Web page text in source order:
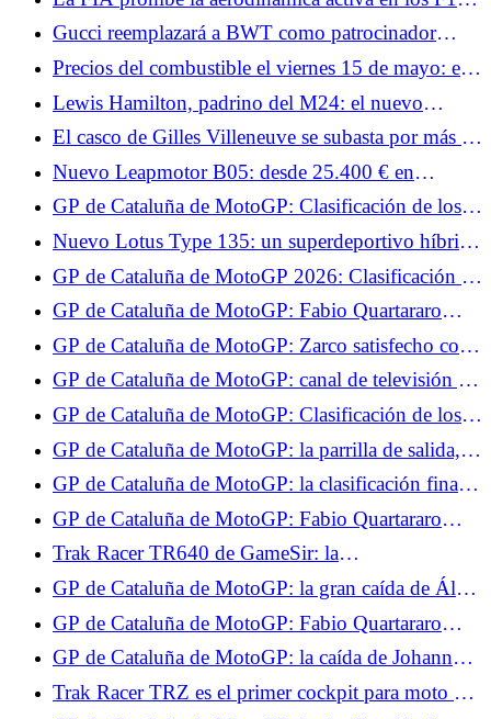
más agresivo en Cataluña
Mónaco para frenar la velocidad punta.
Gucci reemplazará a BWT como patrocinador
principal de Alpine en Fórmula 1 a partir de 2027
Precios del combustible el viernes 15 de mayo: el
diésel baja hasta los 2,12 €/l, el SP-95 (E10) se
mantiene en su nivel más alto
Lewis Hamilton, padrino del M24: el nuevo
museo del automovilismo en Le Mans
El casco de Gilles Villeneuve se subasta por más de
un millón de euros.
Nuevo Leapmotor B05: desde 25.400 € en
Francia, el compacto eléctrico más barato del
mercado
GP de Cataluña de MotoGP: Clasificación de los
Libres 1, Zarco en el Top 10, no Quartararo
Nuevo Lotus Type 135: un superdeportivo híbrido
V8 de 1.000 CV en el centro del plan 2030
GP de Cataluña de MotoGP 2026: Clasificación de
pruebas, Zarco y Quartararo pasan a la Q2, no
Jorge Martín
GP de Cataluña de MotoGP: Fabio Quartararo
sorprendido por su actuación en los Tests
GP de Cataluña de MotoGP: Zarco satisfecho con
sus Test, da las áreas de avance para el futuro
GP de Cataluña de MotoGP: canal de televisión y
horarios de la carrera al sprint, Quartararo y Zarco
esperan brillar
GP de Cataluña de MotoGP: Clasificación de los
Libres 2, Quartararo en el Top 5, cae ante Zarco
GP de Cataluña de MotoGP: la parrilla de salida,
Zarco y Quartararo pueden soñar
GP de Cataluña de MotoGP: la clasificación final
de la carrera al sprint, Zarco en el Top 5,
Quartararo sufrió
GP de Cataluña de MotoGP: Fabio Quartararo
espera una carrera difícil el domingo
Trak Racer TR640 de GameSir: la
retroalimentación de fuerza en la punta de los
pulgares.
GP de Cataluña de MotoGP: la gran caída de Álex
Márquez en vídeo
GP de Cataluña de MotoGP: Fabio Quartararo
decepcionado por la falta de velocidad de su
Yamaha
GP de Cataluña de MotoGP: la caída de Johann
Zarco durante la 2ª salida en vídeo
Trak Racer TRZ es el primer cockpit para moto del